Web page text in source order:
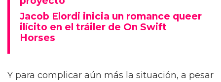
Jacob Elordi inicia un romance queer
ilícito en el tráiler de On Swift
Horses
Y para complicar aún más la situación, a pesar